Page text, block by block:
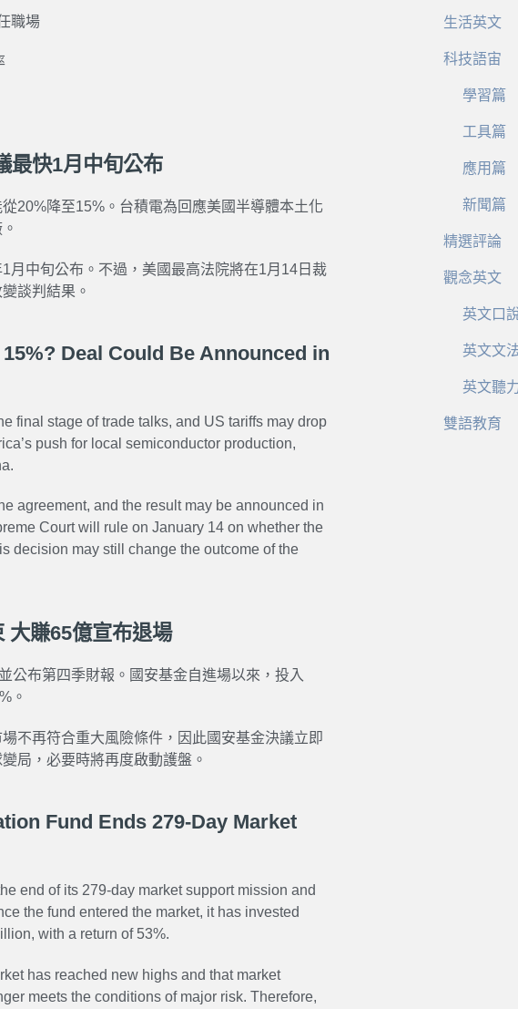
職場
最快1月中旬公布
20%降至15%。台積電為回應美國半導體本土化
月中旬公布。不過，美國最高法院將在1月14日裁
談判結果。
Deal Could Be Announced in
final stage of trade talks, and US tariffs may drop
push for local semiconductor production,
agreement, and the result may be announced in
Court will rule on January 14 on whether the
decision may still change the outcome of the
大賺65億宣布退場
公布第四季財報。國安基金自進場以來，投入
。
不再符合重大風險條件，因此國安基金決議立即
局，必要時將再度啟動護盤。
Fund Ends 279-Day Market
end of its 279-day market support mission and
the fund entered the market, it has invested
with a return of 53%.
has reached new highs and that market
meets the conditions of major risk. Therefore,
生活英文
科技語宙
學習篇
工具篇
應用篇
新聞篇
精選評論
觀念英文
英文口
英文文
英文聽
雙語教育